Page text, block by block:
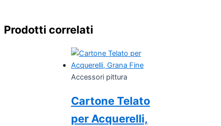
Prodotti correlati
Accessori pittura
Cartone Telato
per Acquerelli,